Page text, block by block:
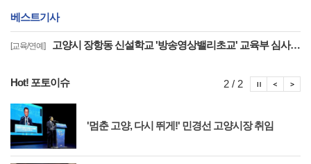
베스트기사
[교육/연예] 고양시 장항동 신설학교 '방송영상밸리초교' 교육부 심사 통과··2030년 개교
Hot! 포토이슈
'멈춘 고양, 다시 뛰게!' 민경선 고양시장 취임
2 / 2 포
포토이